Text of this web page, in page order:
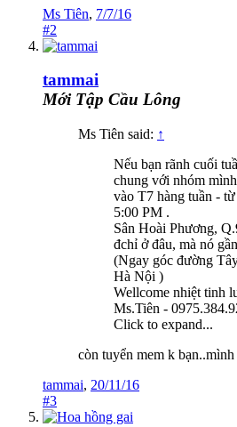
Ms Tiên, 7/7/16
#2
tammai
Mới Tập Cầu Lông
Ms Tiên said: ↑
Nếu bạn rãnh cuối
chung với nhóm
vào T7 hàng tuần -
5:00 PM .
Sân Hoài Phương,
đchỉ ở đâu, mà nó
(Ngay góc đường
Hà Nội )
Wellcome nhiệt tinh
Ms.Tiên -
Click to expand...
còn tuyển mem k
tammai, 20/11/16
#3